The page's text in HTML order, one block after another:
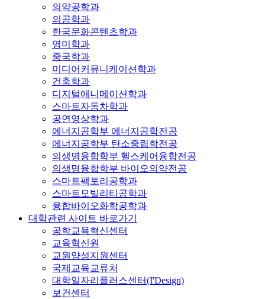
의약공학과
의공학과
한국문화콘텐츠학과
영미학과
중국학과
미디어커뮤니케이션학과
건축학과
디지털애니메이션학과
스마트자동차학과
공연영상학과
에너지공학부 에너지공학전공
에너지공학부 탄소중립학전공
의생명융합학부 헬스케어융합전공
의생명융합학부 바이오의약전공
스마트팩토리공학과
스마트모빌리티공학과
융합바이오화학공학과
대학관련 사이트 바로가기
공학교육혁신센터
교육혁신원
교원양성지원센터
국제교육교류처
대학일자리플러스센터(I'Design)
보건센터